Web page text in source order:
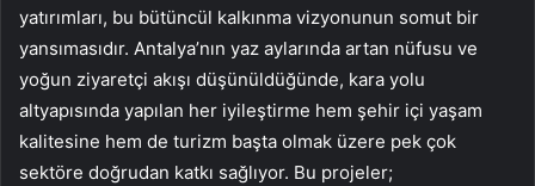
yatırımları, bu bütüncül kalkınma vizyonunun somut bir
yansımasıdır. Antalya’nın yaz aylarında artan nüfusu ve
yoğun ziyaretçi akışı düşünüldüğünde, kara yolu
altyapısında yapılan her iyileştirme hem şehir içi yaşam
kalitesine hem de turizm başta olmak üzere pek çok
sektöre doğrudan katkı sağlıyor. Bu projeler;